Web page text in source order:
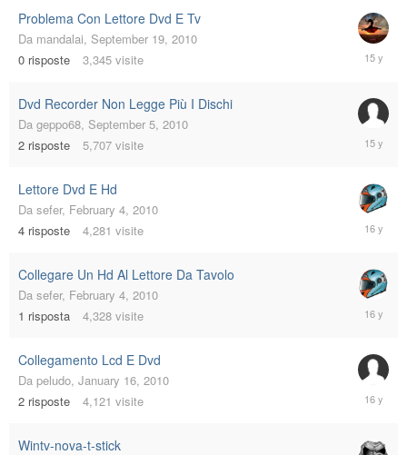
Problema Con Lettore Dvd E Tv
Da mandalai, September 19, 2010
0 risposte 3,345 visite
19,
Dvd Recorder Non Legge Più I Dischi
Da geppo68, September 5, 2010
2 risposte 5,707 visite
8,
Lettore Dvd E Hd
Da sefer, February 4, 2010
4 risposte 4,281 visite
February
5,
Collegare Un Hd Al Lettore Da Tavolo
Da sefer, February 4, 2010
1 risposta 4,328 visite
February
4,
Collegamento Lcd E Dvd
Da peludo, January 16, 2010
2 risposte 4,121 visite
January
16,
Wintv-nova-t-stick